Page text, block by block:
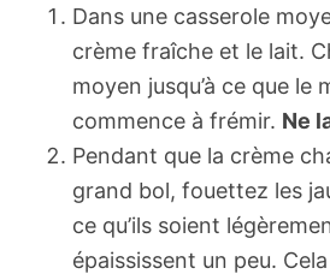
Dans une casserole
crème fraîche et le lait.
moyen jusqu’à ce que le
commence à frémir. Ne
Pendant que la crème
grand bol, fouettez les
ce qu’ils soient
épaississent un peu.